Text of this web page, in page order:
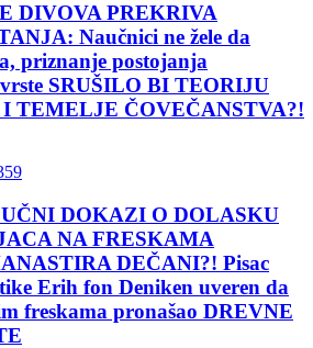
DIVOVA PREKRIVA
Naučnici ne žele da
priznanje postojanja
SRUŠILO BI TEORIJU
TEMELJE ČOVEČANSTVA?!
DOKAZI O DOLASKU
NA FRESKAMA
DEČANI?! Pisac
Erih fon Deniken uveren da
freskama pronašao DREVNE